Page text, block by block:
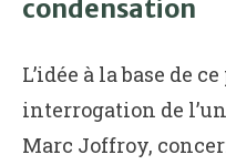
condensation
L’idée à la base de
interrogation de
Marc Joffroy,